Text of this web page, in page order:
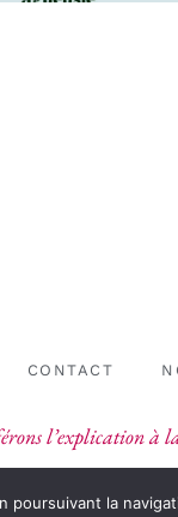
CONTACT
l’explication
poursuivant la